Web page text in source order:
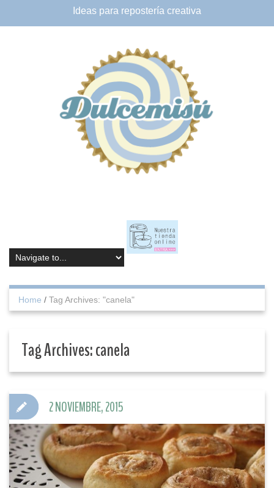
Ideas para repostería creativa
Home / Tag Archives: "canela"
Tag Archives:canela
2 NOVIEMBRE, 2015